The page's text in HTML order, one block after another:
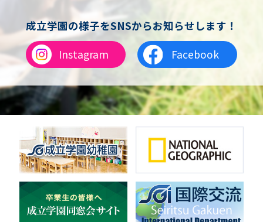
女子バドミントン
チアリーディング
総合格闘技
合気道
女子テニス
男子バレーボール
体操
ダンス
英会話
音楽（コーラス）
地域ボランティア
美術
マルチメディア
ライフワーク
新日本芸能
成立学園の様子をSNSからお知らせします！
Instagram
Facebook